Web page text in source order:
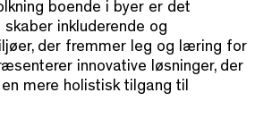
boende i byer er det
inkluderende og
der fremmer leg og læring for
innovative løsninger, der
mere holistisk tilgang til